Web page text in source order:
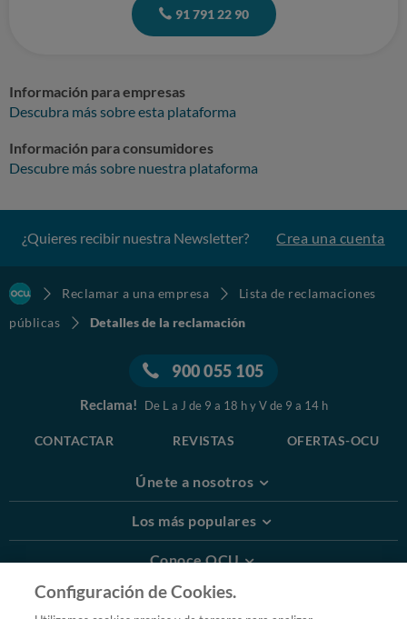
91 791 22 90
Información para empresas
Descubra más sobre esta plataforma
Información para consumidores
Descubre más sobre nuestra plataforma
¿Quieres recibir nuestra Newsletter? Crea una cuenta
Reclamar a una empresa
Lista de reclamaciones
públicas
Detalles de la reclamación
900 055 105
Reclama! De L a J de 9 a 18 h y V de 9 a 14 h
CONTACTAR REVISTAS OFERTAS-OCU
Únete a nosotros
Los más populares
Conoce OCU
Más Información
Configuración de Cookies.